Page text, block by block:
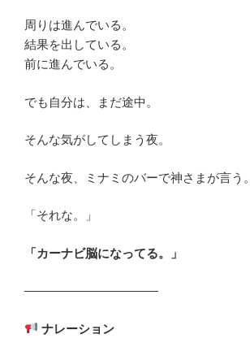
周りは進んでいる。
結果を出している。
前に進んでいる。
でも自分は、まだ途中。
そんな気がしてしまう夜。
そんな夜、ミナミのバーで神さまが言う。
「それな。」
「カーナビ脳になってる。」
―――――――――――
ナレーション